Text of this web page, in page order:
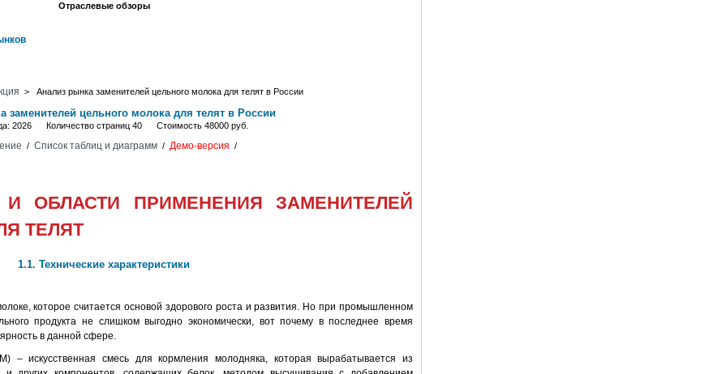
Отраслевые обзоры
> Анализ рынка заменителей цельного молока для телят в России
заменителей цельного молока для телят в России
2026 Количество страниц 40 Стоимость 48000 руб.
/ Список таблиц и диаграмм/ Демо-версия /
ОБЛАСТИ ПРИМЕНЕНИЯ ЗАМЕНИТЕЛЕЙ
ТЕЛЯТ
1.1. Технические характеристики
которое считается основой здорового роста и развития. Но при промышленном
продукта не слишком выгодно экономически, вот почему в последнее время
в данной сфере.
– искусственная смесь для кормления молодняка, которая вырабатывается из